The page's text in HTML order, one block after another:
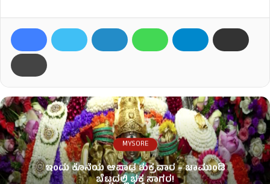
MYSORE
ಇಂದು ಕೊನೆಯ ಆಷಾಢ ಶುಕ್ರವಾರ – ಚಾಮುಂಡಿ
ಬೆಟ್ಟದಲ್ಲಿ ಭಕ್ತ ಸಾಗರ!